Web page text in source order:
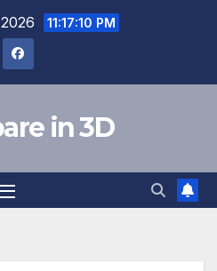
11:17:10 PM
in 3D